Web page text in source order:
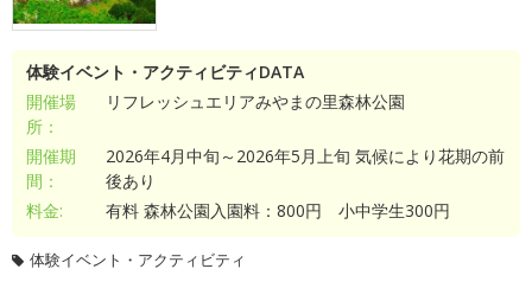
体験イベント・アクティビティDATA
開催場
所：
リフレッシュエリアみやまの里森林公園
開催期
間：
2026年4月中旬～2026年5月上旬 気候により花期の前
後あり
料金:
有料 森林公園入園料：800円 小中学生300円
体験イベント・アクティビティ